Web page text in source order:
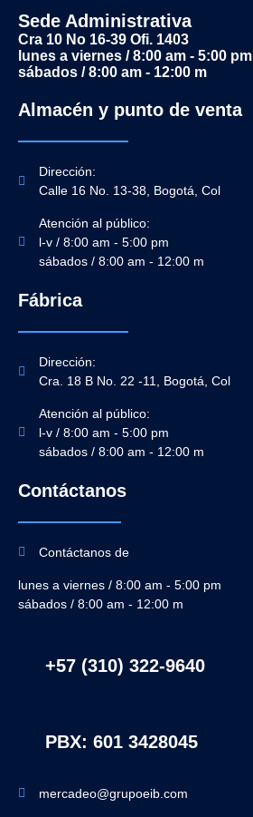
Sede Administrativa
Cra 10 No 16-39 Ofi. 1403
lunes a viernes / 8:00 am - 5:00 pm
sábados / 8:00 am - 12:00 m
Almacén y punto de venta
Dirección:
Calle 16 No. 13-38, Bogotá, Col
Atención al público:
l-v / 8:00 am - 5:00 pm
sábados / 8:00 am - 12:00 m
Fábrica
Dirección:
Cra. 18 B No. 22 -11, Bogotá, Col
Atención al público:
l-v / 8:00 am - 5:00 pm
sábados / 8:00 am - 12:00 m
Contáctanos
Contáctanos de
lunes a viernes / 8:00 am - 5:00 pm
sábados / 8:00 am - 12:00 m
+57 (310) 322-9640
PBX: 601 3428045
mercadeo@grupoeib.com